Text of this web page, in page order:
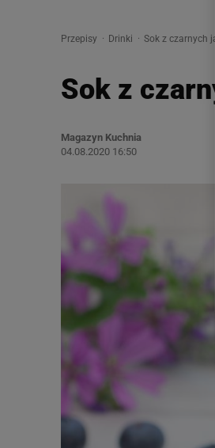
Przepisy Drinki Sok z czarnych
Sok z
Magazyn Kuchnia
04.08.2020 16:50